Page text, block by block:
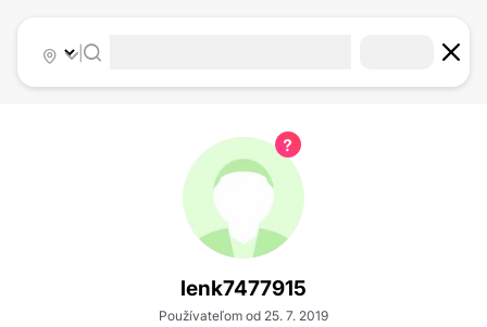
|
lenk7477915
Používateľom od 25. 7. 2019